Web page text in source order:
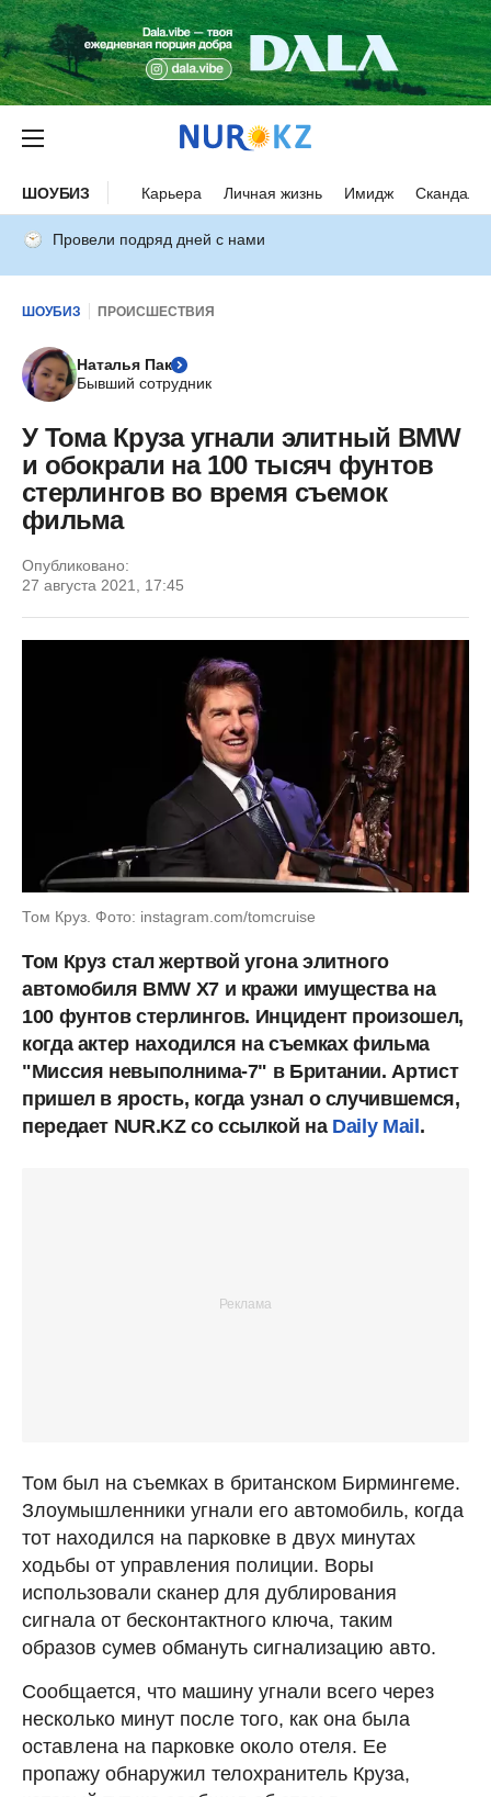
ШОУБИЗ Карьера Личная жизнь Имидж Скандалы
Провели подряд дней с нами
ШОУБИЗ ПРОИСШЕСТВИЯ
Наталья Пак
Бывший сотрудник
У Тома Круза угнали элитный BMW
и обокрали на 100 тысяч фунтов
стерлингов во время съемок
фильма
Опубликовано:
27 августа 2021, 17:45
Том Круз. Фото: instagram.com/tomcruise
Том Круз стал жертвой угона элитного
автомобиля BMW X7 и кражи имущества на
100 фунтов стерлингов. Инцидент произошел,
когда актер находился на съемках фильма
"Миссия невыполнима-7" в Британии. Артист
пришел в ярость, когда узнал о случившемся,
передает NUR.KZ со ссылкой на Daily Mail.
Том был на съемках в британском Бирмингеме.
Злоумышленники угнали его автомобиль, когда
тот находился на парковке в двух минутах
ходьбы от управления полиции. Воры
использовали сканер для дублирования
сигнала от бесконтактного ключа, таким
образов сумев обмануть сигнализацию авто.
Сообщается, что машину угнали всего через
несколько минут после того, как она была
оставлена на парковке около отеля. Ее
пропажу обнаружил телохранитель Круза,